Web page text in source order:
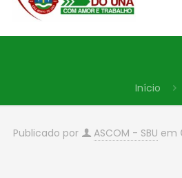
Início
Publicado por ASCOM - SBU em